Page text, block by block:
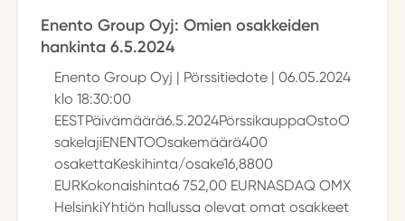
Enento Group Oyj: Omien osakkeiden
hankinta 6.5.2024
Enento Group Oyj | Pörssitiedote | 06.05.2024
klo 18:30:00
EESTPäivämäärä6.5.2024PörssikauppaOstoO
sakelajiENENTOOsakemäärä400
osakettaKeskihinta/osake16,8800
EURKokonaishinta6 752,00 EURNASDAQ OMX
HelsinkiYhtiön hallussa olevat omat osakkeet